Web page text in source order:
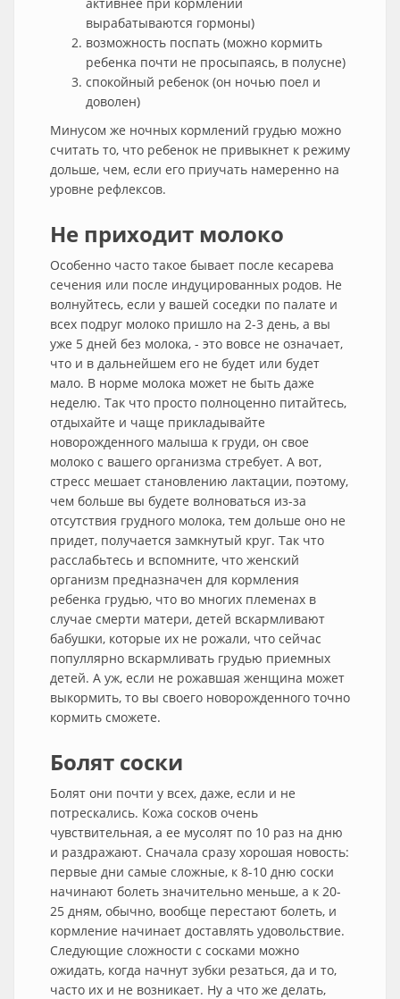
вырабатываются гормоны)
возможность поспать (можно кормить
ребенка почти не просыпаясь, в полусне)
спокойный ребенок (он ночью поел и
доволен)
Минусом же ночных кормлений грудью можно
считать то, что ребенок не привыкнет к режиму
дольше, чем, если его приучать намеренно на
уровне рефлексов.
Не приходит молоко
Особенно часто такое бывает после кесарева
сечения или после индуцированных родов. Не
волнуйтесь, если у вашей соседки по палате и
всех подруг молоко пришло на 2-3 день, а вы
уже 5 дней без молока, - это вовсе не означает,
что и в дальнейшем его не будет или будет
мало. В норме молока может не быть даже
неделю. Так что просто полноценно питайтесь,
отдыхайте и чаще прикладывайте
новорожденного малыша к груди, он свое
молоко с вашего организма стребует. А вот,
стресс мешает становлению лактации, поэтому,
чем больше вы будете волноваться из-за
отсутствия грудного молока, тем дольше оно не
придет, получается замкнутый круг. Так что
расслабьтесь и вспомните, что женский
организм предназначен для кормления
ребенка грудью, что во многих племенах в
случае смерти матери, детей вскармливают
бабушки, которые их не рожали, что сейчас
популлярно вскармливать грудью приемных
детей. А уж, если не рожавшая женщина может
выкормить, то вы своего новорожденного точно
кормить сможете.
Болят соски
Болят они почти у всех, даже, если и не
потрескались. Кожа сосков очень
чувствительная, а ее мусолят по 10 раз на дню
и раздражают. Сначала сразу хорошая новость:
первые дни самые сложные, к 8-10 дню соски
начинают болеть значительно меньше, а к 20-
25 дням, обычно, вообще перестают болеть, и
кормление начинает доставлять удовольствие.
Следующие сложности с сосками можно
ожидать, когда начнут зубки резаться, да и то,
часто их и не возникает. Ну а что же делать,